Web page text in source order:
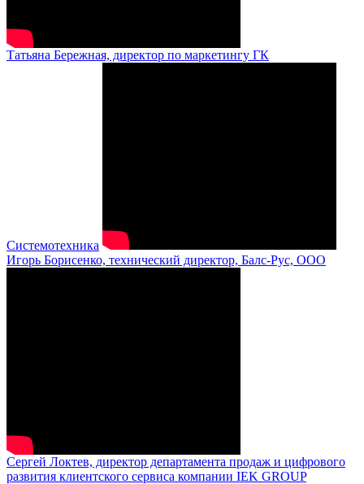
Татьяна Бережная, директор по маркетингу ГК
Системотехника
Игорь Борисенко, технический директор, Балс-Рус, ООО
Сергей Локтев, директор департамента продаж и цифрового
развития клиентского сервиса компании IEK GROUP